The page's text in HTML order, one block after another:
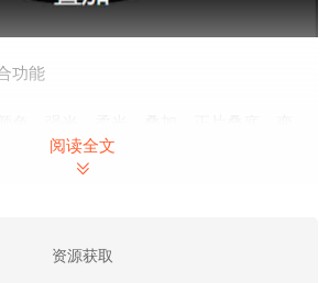
功能
图层混合功能。这些功能让用户能够更高
松实现各种效果的叠加和调整。无论是调
阅读全文
资源获取